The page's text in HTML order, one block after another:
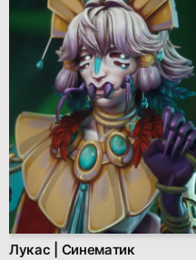
Лукас | Синематик